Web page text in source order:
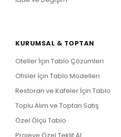
KURUMSAL & TOPTAN
Oteller İçin Tablo Çözümleri
Ofisler İçin Tablo Modelleri
Restoran ve Kafeler İçin Tablo
Toplu Alım ve Toptan Satış
Özel Ölçü Tablo
Projeye Özel Teklif Al